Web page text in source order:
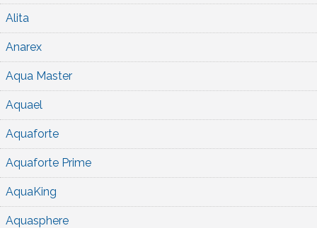
Alita
Anarex
Aqua Master
Aquael
Aquaforte
Aquaforte Prime
AquaKing
Aquasphere